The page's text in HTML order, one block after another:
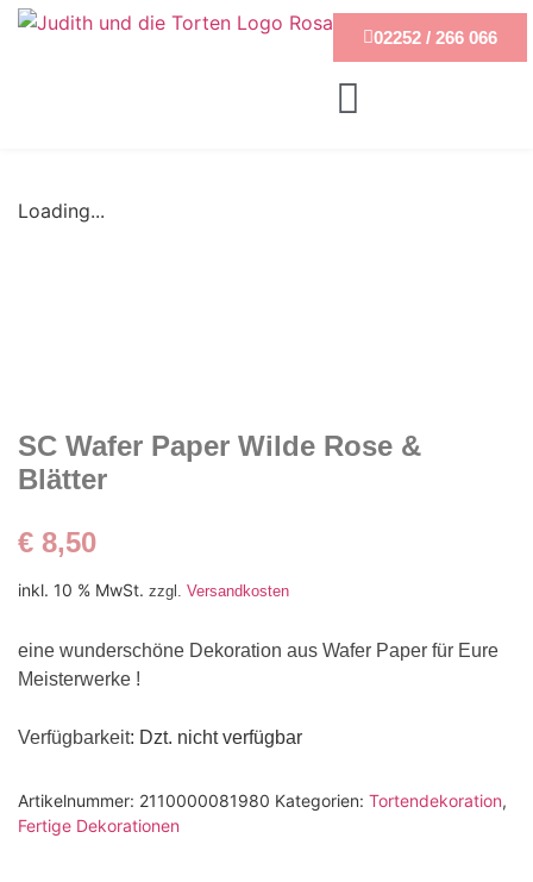
02252 / 266 066
Loading...
SC Wafer Paper Wilde Rose &
Blätter
€ 8,50
inkl. 10 % MwSt. zzgl. Versandkosten
eine wunderschöne Dekoration aus Wafer Paper für Eure
Meisterwerke !
Verfügbarkeit: Dzt. nicht verfügbar
Artikelnummer: 2110000081980 Kategorien: Tortendekoration,
Fertige Dekorationen